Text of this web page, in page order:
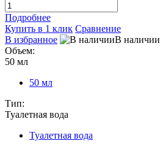
Подробнее
Купить в 1 клик Сравнение
В избранное
В наличии
Объем:
50 мл
50 мл
Тип:
Туалетная вода
Туалетная вода